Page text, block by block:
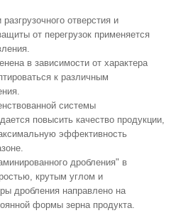
отверстия и
от перегрузок применяется
в зависимости от характера
к различным
системы
повысить качество продукции,
эффективность
дробления" в
крутым углом и
дробления направлено на
формы зерна продукта.